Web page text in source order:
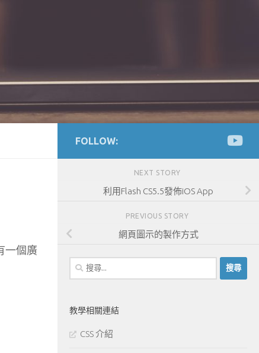
一個廣
FOLLOW:
NEXT STORY
利用Flash CS5.5發佈iOS App
PREVIOUS STORY
網頁圖示的製作方式
搜
尋
鍵
教學相關連結
CSS 介紹